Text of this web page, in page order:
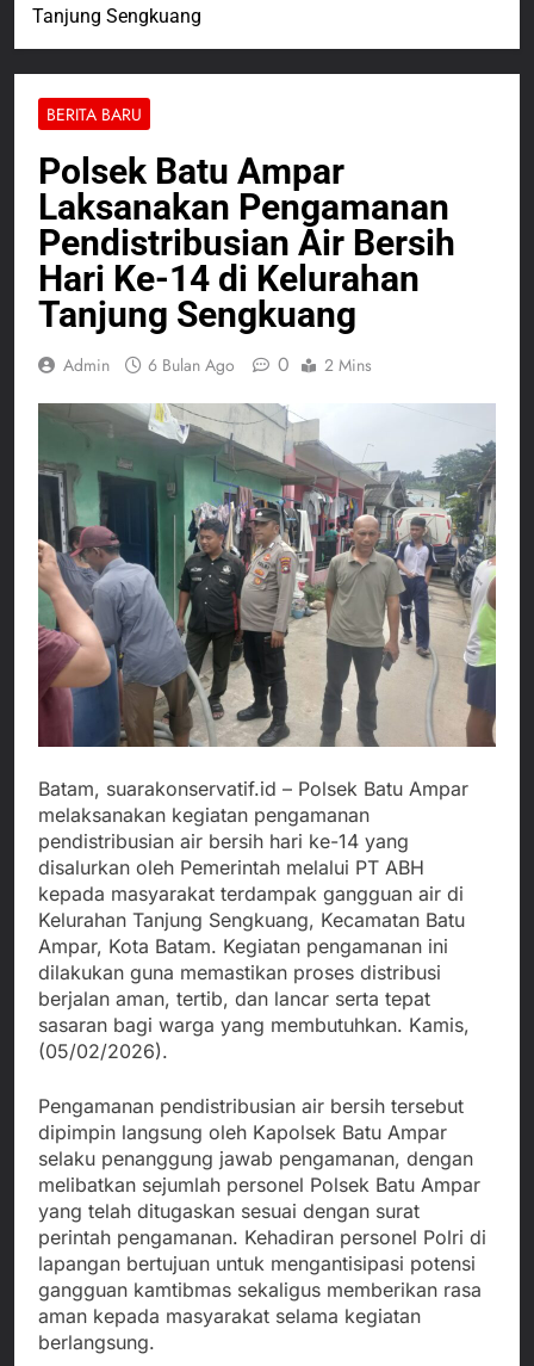
Tanjung Sengkuang
BERITA BARU
Polsek Batu Ampar
Laksanakan Pengamanan
Pendistribusian Air Bersih
Hari Ke-14 di Kelurahan
Tanjung Sengkuang
Admin 6 Bulan Ago 0 2 Mins
Batam, suarakonservatif.id – Polsek Batu Ampar
melaksanakan kegiatan pengamanan
pendistribusian air bersih hari ke-14 yang
disalurkan oleh Pemerintah melalui PT ABH
kepada masyarakat terdampak gangguan air di
Kelurahan Tanjung Sengkuang, Kecamatan Batu
Ampar, Kota Batam. Kegiatan pengamanan ini
dilakukan guna memastikan proses distribusi
berjalan aman, tertib, dan lancar serta tepat
sasaran bagi warga yang membutuhkan. Kamis,
(05/02/2026).
Pengamanan pendistribusian air bersih tersebut
dipimpin langsung oleh Kapolsek Batu Ampar
selaku penanggung jawab pengamanan, dengan
melibatkan sejumlah personel Polsek Batu Ampar
yang telah ditugaskan sesuai dengan surat
perintah pengamanan. Kehadiran personel Polri di
lapangan bertujuan untuk mengantisipasi potensi
gangguan kamtibmas sekaligus memberikan rasa
aman kepada masyarakat selama kegiatan
berlangsung.